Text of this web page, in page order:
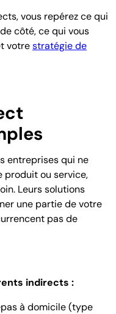
vous repérez ce qui
côté, ce qui vous
votrestratégie de
entreprises qui ne
produit ou service,
Leurs solutions
une partie de votre
pas de
indirects :
à domicile (type